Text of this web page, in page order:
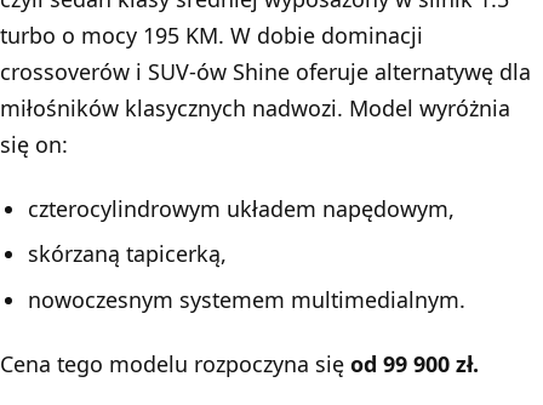
turbo o mocy 195 KM. W dobie dominacji
crossoverów i SUV-ów Shine oferuje alternatywę dla
miłośników klasycznych nadwozi. Model wyróżnia
się on:
czterocylindrowym układem napędowym,
skórzaną tapicerką,
nowoczesnym systemem multimedialnym.
Cena tego modelu rozpoczyna się od 99 900 zł.